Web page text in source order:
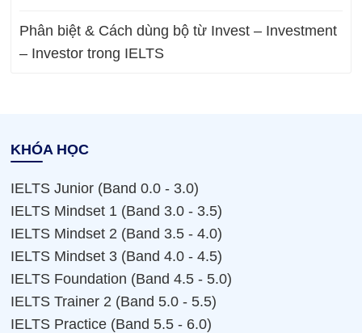
Phân biệt & Cách dùng bộ từ Invest – Investment
– Investor trong IELTS
KHÓA HỌC
IELTS Junior (Band 0.0 - 3.0)
IELTS Mindset 1 (Band 3.0 - 3.5)
IELTS Mindset 2 (Band 3.5 - 4.0)
IELTS Mindset 3 (Band 4.0 - 4.5)
IELTS Foundation (Band 4.5 - 5.0)
IELTS Trainer 2 (Band 5.0 - 5.5)
IELTS Practice (Band 5.5 - 6.0)